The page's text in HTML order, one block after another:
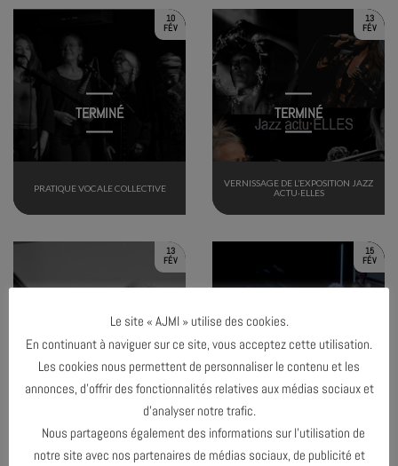
10
FÉV
PRATIQUE VOCALE COLLECTIVE
TERMINÉ
13
FÉV
VERNISSAGE DE L’EXPOSITION JAZZ
ACTU·ELLES
TERMINÉ
13
FÉV
JAZZ STORY – JAZZ LADIES, LES
TERMINÉ
15
FÉV
TERMINÉ
Le site « AJMI » utilise des cookies.
En continuant à naviguer sur ce site, vous acceptez cette utilisation.
Les cookies nous permettent de personnaliser le contenu et les
annonces, d’offrir des fonctionnalités relatives aux médias sociaux et
d’analyser notre trafic.
Nous partageons également des informations sur l’utilisation de
notre site avec nos partenaires de médias sociaux, de publicité et